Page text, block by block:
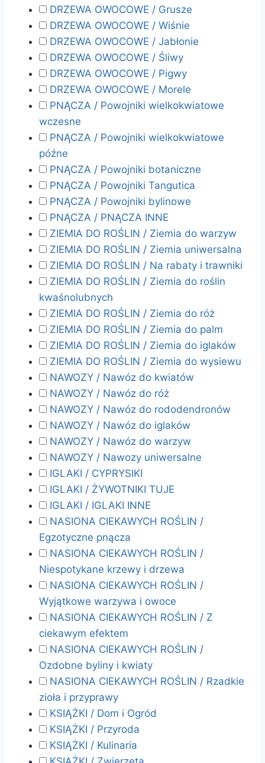
DRZEWA OWOCOWE / Grusze
DRZEWA OWOCOWE / Wiśnie
DRZEWA OWOCOWE / Jabłonie
DRZEWA OWOCOWE / Śliwy
DRZEWA OWOCOWE / Pigwy
DRZEWA OWOCOWE / Morele
PNĄCZA / Powojniki wielkokwiatowe
wczesne
PNĄCZA / Powojniki wielkokwiatowe
późne
PNĄCZA / Powojniki botaniczne
PNĄCZA / Powojniki Tangutica
PNĄCZA / Powojniki bylinowe
PNĄCZA / PNĄCZA INNE
ZIEMIA DO ROŚLIN / Ziemia do warzyw
ZIEMIA DO ROŚLIN / Ziemia uniwersalna
ZIEMIA DO ROŚLIN / Na rabaty i trawniki
ZIEMIA DO ROŚLIN / Ziemia do roślin
kwaśnolubnych
ZIEMIA DO ROŚLIN / Ziemia do róż
ZIEMIA DO ROŚLIN / Ziemia do palm
ZIEMIA DO ROŚLIN / Ziemia do iglaków
ZIEMIA DO ROŚLIN / Ziemia do wysiewu
NAWOZY / Nawóz do kwiatów
NAWOZY / Nawóz do róż
NAWOZY / Nawóz do rododendronów
NAWOZY / Nawóz do iglaków
NAWOZY / Nawóz do warzyw
NAWOZY / Nawozy uniwersalne
IGLAKI / CYPRYSIKI
IGLAKI / ŻYWOTNIKI TUJE
IGLAKI / IGLAKI INNE
NASIONA CIEKAWYCH ROŚLIN /
Egzotyczne pnącza
NASIONA CIEKAWYCH ROŚLIN /
Niespotykane krzewy i drzewa
NASIONA CIEKAWYCH ROŚLIN /
Wyjątkowe warzywa i owoce
NASIONA CIEKAWYCH ROŚLIN / Z
ciekawym efektem
NASIONA CIEKAWYCH ROŚLIN /
Ozdobne byliny i kwiaty
NASIONA CIEKAWYCH ROŚLIN / Rzadkie
zioła i przyprawy
KSIĄŻKI / Dom i Ogród
KSIĄŻKI / Przyroda
KSIĄŻKI / Kulinaria